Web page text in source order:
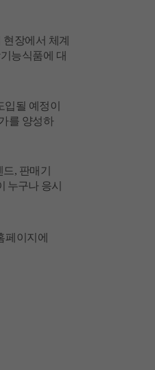
현장에서 체계
능식품에 대
입될 예정이
를 양성하
드 , 판매기
누구나 응시
페이지에